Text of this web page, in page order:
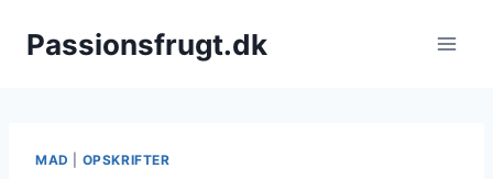
Passionsfrugt.dk
MAD OPSKRIFTER